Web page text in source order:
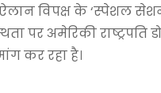
विपक्ष के ‘स्पेशल
अमेरिकी राष्ट्रपति
कर रहा है।